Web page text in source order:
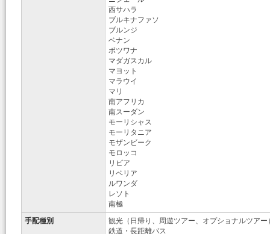
西サハラ
ブルキナファソ
ブルンジ
ベナン
ボツワナ
マダガスカル
マヨット
マラウイ
マリ
南アフリカ
南スーダン
モーリシャス
モーリタニア
モザンビーク
モロッコ
リビア
リベリア
ルワンダ
レソト
南極
手配種別
観光（日帰り、周遊ツアー、オプショナルツアー
鉄道・長距離バス